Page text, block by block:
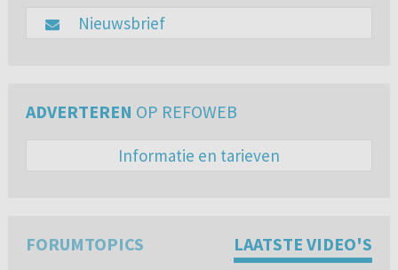
Nieuwsbrief
ADVERTEREN OP REFOWEB
Informatie en tarieven
FORUMTOPICS LAATSTE VIDEO'S